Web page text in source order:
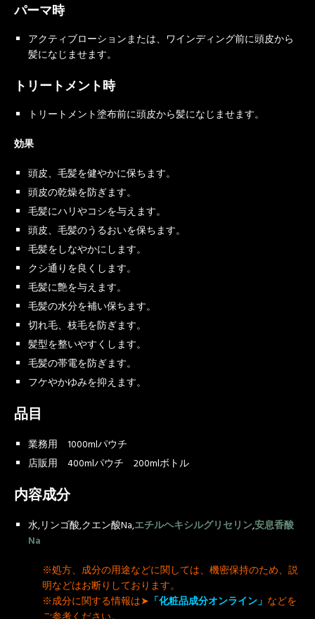
パーマ時
アクティブローションまたは、ワインディング前に頭皮から
髪になじませます。
トリートメント時
トリートメント塗布前に頭皮から髪になじませます。
効果
頭皮、毛髪を健やかに保ちます。
頭皮の乾燥を防ぎます。
毛髪にハリやコシを与えます。
頭皮、毛髪のうるおいを保ちます。
毛髪をしなやかにします。
クシ通りを良くします。
毛髪に艶を与えます。
毛髪の水分を補い保ちます。
切れ毛、枝毛を防ぎます。
髪型を整いやすくします。
毛髪の帯電を防ぎます。
フケやかゆみを抑えます。
品目
業務用 1000mlパウチ
店販用 400mlパウチ 200mlボトル
内容成分
水,リンゴ酸,クエン酸Na,エチルヘキシルグリセリン,安息香酸
Na
※処方、成分の用途などに関しては、機密保持のため、説
明などはお断りしております。
※成分に関する情報は➤ 「化粧品成分オンライン」 などを